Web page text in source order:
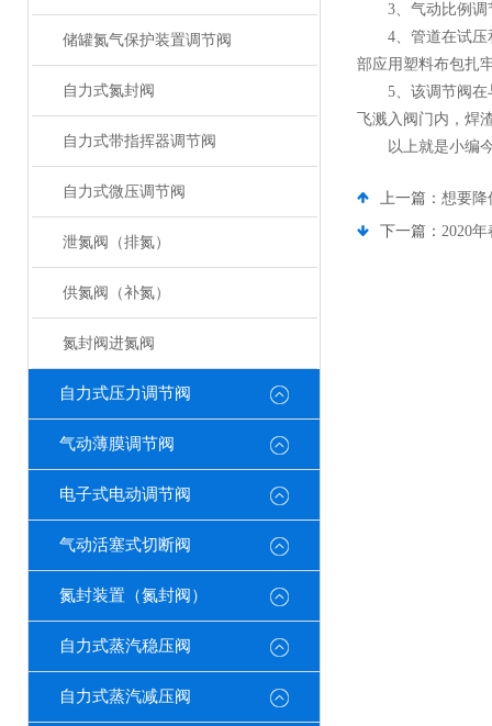
储罐氮气保护装置调节阀
自力式氮封阀
自力式带指挥器调节阀
自力式微压调节阀
泄氮阀（排氮）
供氮阀（补氮）
氮封阀进氮阀
自力式压力调节阀
气动薄膜调节阀
电子式电动调节阀
气动活塞式切断阀
氮封装置（氮封阀）
自力式蒸汽稳压阀
自力式蒸汽减压阀
3、气动比例调
4、管道在试压和
部应用塑料布包扎
5、该调节阀在与
飞溅入阀门内，焊
以上就是小编今
上一篇： 想要降
下一篇： 2020